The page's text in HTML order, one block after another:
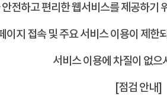
전하고 편리한 웹서비스를 제공하기
이지 접속 및 주요 서비스 이용이 제
서비스 이용에 차질이 없으
[점검 안내]